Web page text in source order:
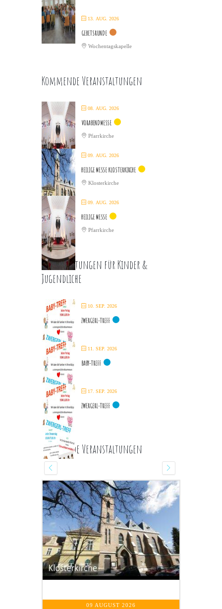
13. AUG. 2026
GEBETSRUNDE
Wochentagskapelle
Kommende Veranstaltungen
08. AUG. 2026
VORABENDMESSE
Pfarrkirche
09. AUG. 2026
HEILIGE MESSE KLOSTERKIRCHE
Klosterkirche
09. AUG. 2026
HEILIGE MESSE
Pfarrkirche
Veranstaltungen für Kinder &
Jugendliche
10. SEP. 2026
ZWERGERL-TREFF
11. SEP. 2026
BABY-TREFF
17. SEP. 2026
ZWERGERL-TREFF
Kommende Veranstaltungen
09 AUGUST 2026